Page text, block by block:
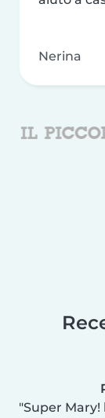
Nerina
Super